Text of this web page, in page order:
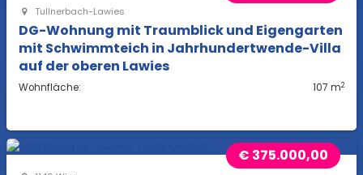
Tullnerbach-Lawies
DG-Wohnung mit Traumblick und Eigengarten
mit Schwimmteich in Jahrhundertwende-Villa
auf der oberen Lawies
Wohnfläche: 107 m2
€ 375.000,00